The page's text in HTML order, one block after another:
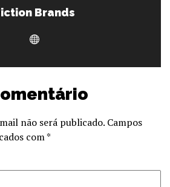
Brands
não será publicado. Campos
com*